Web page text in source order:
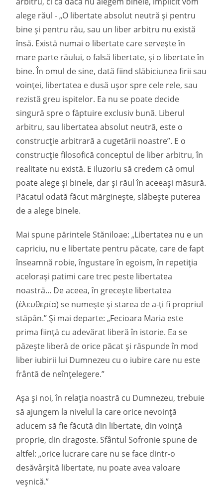
alege răul - „O libertate absolut neutră și pentru
bine și pentru rău, sau un liber arbitru nu există
însă. Există numai o libertate care servește în
mare parte răului, o falsă libertate, și o libertate în
bine. În omul de sine, dată fiind slăbiciunea firii sau
voinței, libertatea e dusă ușor spre cele rele, sau
rezistă greu ispitelor. Ea nu se poate decide
singură spre o făptuire exclusiv bună. Liberul
arbitru, sau libertatea absolut neutră, este o
construcție arbitrară a cugetării noastre”. E o
construcție filosofică conceptul de liber arbitru, în
realitate nu există. E iluzoriu să credem că omul
poate alege și binele, dar și răul în aceeași măsură.
Păcatul odată făcut mărginește, slăbește puterea
de a alege binele.
Mai spune părintele Stăniloae: „Libertatea nu e un
capriciu, nu e libertate pentru păcate, care de fapt
înseamnă robie, îngustare în egoism, în repetiția
acelorași patimi care trec peste libertatea
noastră... De aceea, în grecește libertatea
(ἐλευθερία) se numește și starea de a-ți fi propriul
stăpân.” Și mai departe: „Fecioara Maria este
prima ființă cu adevărat liberă în istorie. Ea se
păzește liberă de orice păcat și răspunde în mod
liber iubirii lui Dumnezeu cu o iubire care nu este
frântă de neînțelegere.”
Așa și noi, în relația noastră cu Dumnezeu, trebuie
să ajungem la nivelul la care orice nevoință
aducem să fie făcută din libertate, din voință
proprie, din dragoste. Sfântul Sofronie spune de
altfel: „orice lucrare care nu se face dintr-o
desăvârșită libertate, nu poate avea valoare
veșnică.”